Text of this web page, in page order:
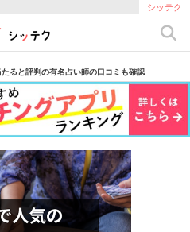
シッテク
ると評判の有名占い師の口コミも確認